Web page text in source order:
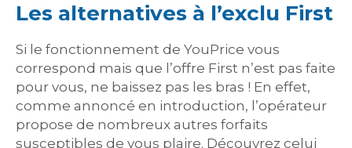
Les alternatives à l’exclu First
Si le fonctionnement de YouPrice vous
correspond mais que l’offre First n’est pas faite
pour vous, ne baissez pas les bras ! En effet,
comme annoncé en introduction, l’opérateur
propose de nombreux autres forfaits
susceptibles de vous plaire. Découvrez celui